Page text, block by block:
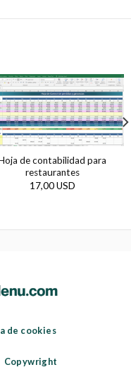
de contabilidad para
restaurantes
17,00 USD
de cookies
Copywright